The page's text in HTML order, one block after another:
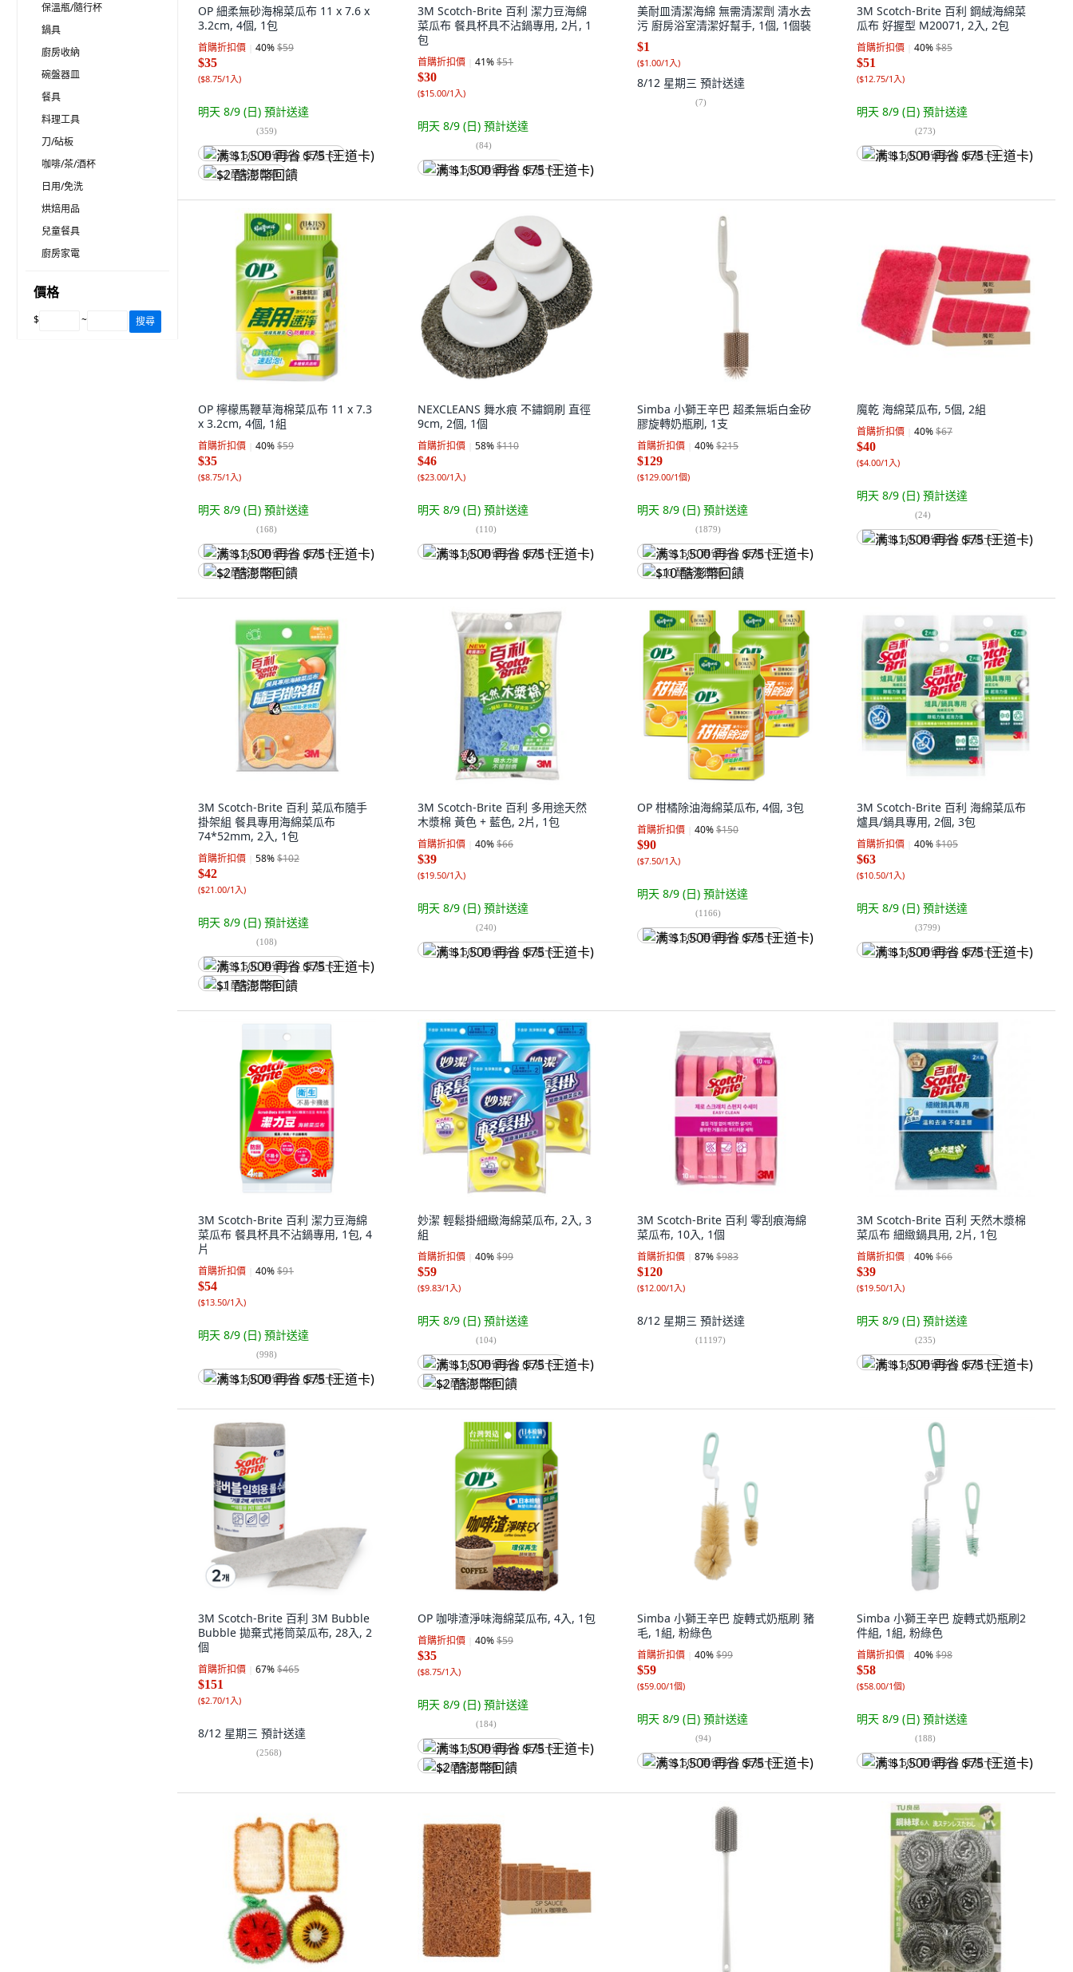
保溫瓶/隨行杯
鍋具
廚房收納
碗盤器皿
餐具
料理工具
刀/砧板
咖啡/茶/酒杯
日用/免洗
烘焙用品
兒童餐具
廚房家電
價格
$ ~ 搜尋
OP 細柔無砂海棉菜瓜布 11 x 7.6 x
3.2cm, 4個, 1包
首購折扣價 40%$59
$35
($8.75/1入)
明天 8/9 (日) 預計送達
(359)
满 $1,500 再省 $75 (王道卡)
$2 酷澎幣回饋
3M Scotch-Brite 百利 潔力豆海綿
菜瓜布 餐具杯具不沾鍋專用, 2片, 1
包
首購折扣價 41%$51
$30
($15.00/1入)
明天 8/9 (日) 預計送達
(84)
满 $1,500 再省 $75 (王道卡)
美耐皿清潔海綿 無需清潔劑 清水去
污 廚房浴室清潔好幫手, 1個, 1個裝
$1
($1.00/1入)
8/12 星期三 預計送達
(7)
3M Scotch-Brite 百利 鋼絨海綿菜
瓜布 好握型 M20071, 2入, 2包
首購折扣價 40%$85
$51
($12.75/1入)
明天 8/9 (日) 預計送達
(273)
满 $1,500 再省 $75 (王道卡)
OP 檸檬馬鞭草海棉菜瓜布 11 x 7.3
x 3.2cm, 4個, 1組
首購折扣價 40%$59
$35
($8.75/1入)
明天 8/9 (日) 預計送達
(168)
满 $1,500 再省 $75 (王道卡)
$2 酷澎幣回饋
NEXCLEANS 舞水痕 不鏽鋼刷 直徑
9cm, 2個, 1個
首購折扣價 58%$110
$46
($23.00/1入)
明天 8/9 (日) 預計送達
(110)
满 $1,500 再省 $75 (王道卡)
Simba 小獅王辛巴 超柔無垢白金矽
膠旋轉奶瓶刷, 1支
首購折扣價 40%$215
$129
($129.00/1個)
明天 8/9 (日) 預計送達
(1879)
满 $1,500 再省 $75 (王道卡)
$10 酷澎幣回饋
魔乾 海綿菜瓜布, 5個, 2組
首購折扣價 40%$67
$40
($4.00/1入)
明天 8/9 (日) 預計送達
(24)
满 $1,500 再省 $75 (王道卡)
3M Scotch-Brite 百利 菜瓜布隨手
掛架組 餐具專用海綿菜瓜布
74*52mm, 2入, 1包
首購折扣價 58%$102
$42
($21.00/1入)
明天 8/9 (日) 預計送達
(108)
满 $1,500 再省 $75 (王道卡)
$1 酷澎幣回饋
3M Scotch-Brite 百利 多用途天然
木漿棉 黃色 + 藍色, 2片, 1包
首購折扣價 40%$66
$39
($19.50/1入)
明天 8/9 (日) 預計送達
(240)
满 $1,500 再省 $75 (王道卡)
OP 柑橘除油海綿菜瓜布, 4個, 3包
首購折扣價 40%$150
$90
($7.50/1入)
明天 8/9 (日) 預計送達
(1166)
满 $1,500 再省 $75 (王道卡)
3M Scotch-Brite 百利 海綿菜瓜布
爐具/鍋具專用, 2個, 3包
首購折扣價 40%$105
$63
($10.50/1入)
明天 8/9 (日) 預計送達
(3799)
满 $1,500 再省 $75 (王道卡)
3M Scotch-Brite 百利 潔力豆海綿
菜瓜布 餐具杯具不沾鍋專用, 1包, 4
片
首購折扣價 40%$91
$54
($13.50/1入)
明天 8/9 (日) 預計送達
(998)
满 $1,500 再省 $75 (王道卡)
妙潔 輕鬆掛細緻海綿菜瓜布, 2入, 3
組
首購折扣價 40%$99
$59
($9.83/1入)
明天 8/9 (日) 預計送達
(104)
满 $1,500 再省 $75 (王道卡)
$2 酷澎幣回饋
3M Scotch-Brite 百利 零刮痕海綿
菜瓜布, 10入, 1個
首購折扣價 87%$983
$120
($12.00/1入)
8/12 星期三 預計送達
(11197)
3M Scotch-Brite 百利 天然木漿棉
菜瓜布 細緻鍋具用, 2片, 1包
首購折扣價 40%$66
$39
($19.50/1入)
明天 8/9 (日) 預計送達
(235)
满 $1,500 再省 $75 (王道卡)
3M Scotch-Brite 百利 3M Bubble
Bubble 拋棄式捲筒菜瓜布, 28入, 2
個
首購折扣價 67%$465
$151
($2.70/1入)
8/12 星期三 預計送達
(2568)
OP 咖啡渣淨味海綿菜瓜布, 4入, 1包
首購折扣價 40%$59
$35
($8.75/1入)
明天 8/9 (日) 預計送達
(184)
满 $1,500 再省 $75 (王道卡)
$2 酷澎幣回饋
Simba 小獅王辛巴 旋轉式奶瓶刷 豬
毛, 1組, 粉綠色
首購折扣價 40%$99
$59
($59.00/1個)
明天 8/9 (日) 預計送達
(94)
满 $1,500 再省 $75 (王道卡)
Simba 小獅王辛巴 旋轉式奶瓶刷2
件組, 1組, 粉綠色
首購折扣價 40%$98
$58
($58.00/1個)
明天 8/9 (日) 預計送達
(188)
满 $1,500 再省 $75 (王道卡)